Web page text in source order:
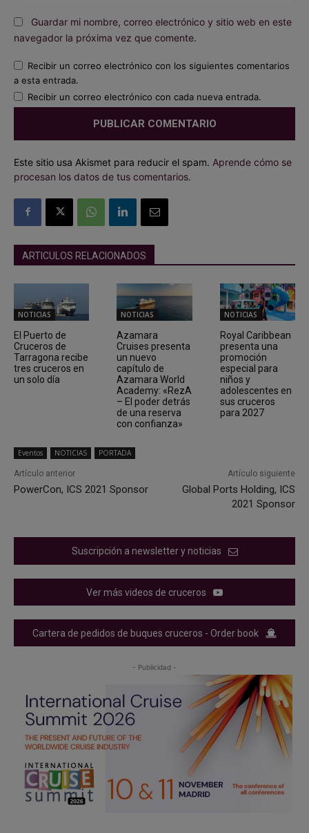
Guardar mi nombre, correo electrónico y sitio web en este
navegador la próxima vez que comente.
Recibir un correo electrónico con los siguientes comentarios
a esta entrada.
Recibir un correo electrónico con cada nueva entrada.
Este sitio usa Akismet para reducir el spam. Aprende cómo se
procesan los datos de tus comentarios.
ARTICULOS RELACIONADOS
NOTICIAS
El Puerto de
Cruceros de
Tarragona recibe
tres cruceros en
un solo día
NOTICIAS
Azamara
Cruises presenta
un nuevo
capítulo de
Azamara World
Academy: «RezA
– El poder detrás
de una reserva
con confianza»
NOTICIAS
Royal Caribbean
presenta una
promoción
especial para
niños y
adolescentes en
sus cruceros
para 2027
Eventos NOTICIAS PORTADA
Artículo anterior
PowerCon, ICS 2021 Sponsor
Artículo siguiente
Global Ports Holding, ICS
2021 Sponsor
Suscripción a newsletter y noticias
Ver más videos de cruceros
Cartera de pedidos de buques cruceros - Order book
- Publicidad -